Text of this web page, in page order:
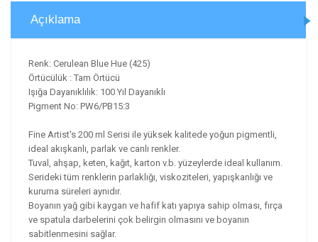
Açıklama
Renk: Cerulean Blue Hue (425)
Örtücülük : Tam Örtücü
Işığa Dayanıklılık: 100 Yıl Dayanıklı
Pigment No: PW6/PB15:3
Fine Artist's 200 ml Serisi ile yüksek kalitede yoğun pigmentli,
ideal akışkanlı, parlak ve canlı renkler.
Tuval, ahşap, keten, kağıt, karton v.b. yüzeylerde ideal kullanım.
Serideki tüm renklerin parlaklığı, viskoziteleri, yapışkanlığı ve
kuruma süreleri aynıdır.
Boyanın yağ gibi kaygan ve hafif katı yapıya sahip olması, fırça
ve spatula darbelerini çok belirgin olmasını ve boyanın
sabitlenmesini sağlar.